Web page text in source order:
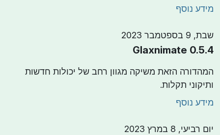
מידע נוסף
שבת, 9 בספטמבר 2023
Glaxnimate 0.5.4
המהדורה הזאת משיקה מגוון רחב של יכולות חדשות
ותיקוני תקלות.
מידע נוסף
יום רביעי, 8 במרץ 2023